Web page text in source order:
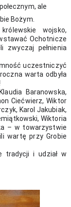
ale
Bożym.
wojsko,
Ochotnicze
zwyczaj pełnienia
uczestniczyć
warta odbyła
Baranowska,
Ciećwierz, Wiktor
Karol Jakubiak,
Wiktoria
– w towarzystwie
wartę przy Grobie
tradycji i udział w